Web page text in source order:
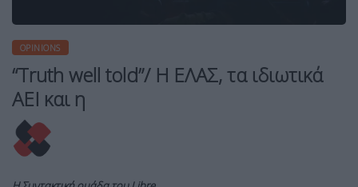
OPINIONS
“Truth well told”/ Η ΕΛΑΣ, τα ιδιωτικά
ΑΕΙ και η